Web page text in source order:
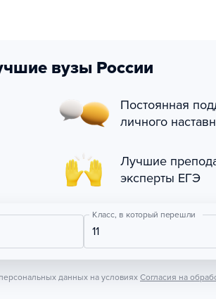
вузы России
Постоянная
личного
Лучшие
эксперты ЕГЭ
Класс, в который перешли
11
данных на условиях Согласия на